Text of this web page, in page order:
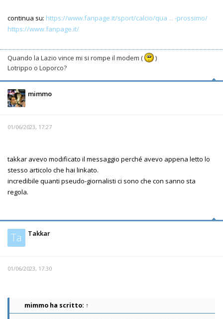
continua su: https://www.fanpage.it/sport/calcio/qua ... -prossimo/
https://www.fanpage.it/
Quando la Lazio vince mi si rompe il modem (
)
Lotrippo o Loporco?
mimmo
01/06/2023, 17:27
takkar avevo modificato il messaggio perché avevo appena letto lo
stesso articolo che hai linkato.
incredibile quanti pseudo-giornalisti ci sono che con sanno sta
regola.
Ta Takkar
01/06/2023, 17:30
mimmo ha scritto: ↑